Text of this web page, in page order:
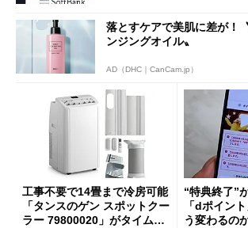
落とすケアで美肌に差が！
ンジングオイル〟
AD（DHC｜CanCam.jp）
工事不要で14畳まで冷房可能
「タンスのゲン スポットクー
ラー 79800020」がタイムセ
“特典終了”
「dポイン
う変わるの